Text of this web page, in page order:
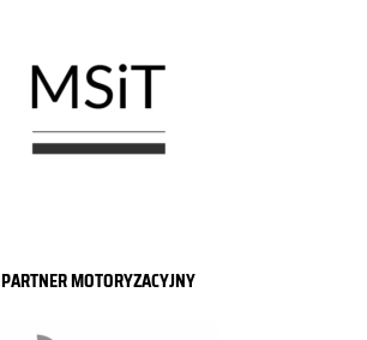
PARTNER MOTORYZACYJNY